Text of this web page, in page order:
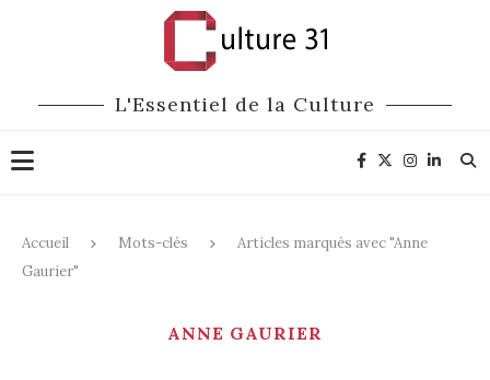
L'Essentiel de la Culture
Accueil Mots-clés
Articles marqués avec "Anne
Gaurier"
ANNE GAURIER